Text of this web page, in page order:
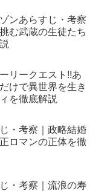
ンあらすじ・考察
む武蔵の生徒たち
リークエスト!!あ
けで異世界を生き
を徹底解説
・考察｜政略結婚
ロマンの正体を徹
・考察｜流浪の寿